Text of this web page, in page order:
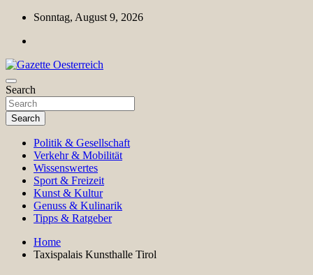
Skip
content
Sonntag, August 9, 2026
Gazette Oesterreich
Magazin für Freizeit, Politik, Kultur & Wissenschaft
Search
Search
Politik & Gesellschaft
Verkehr & Mobilität
Wissenswertes
Sport & Freizeit
Kunst & Kultur
Genuss & Kulinarik
Tipps & Ratgeber
Home
Taxispalais Kunsthalle Tirol